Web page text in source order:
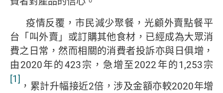
疫情反覆，市民減少聚餐，光顧外賣點餐平
台「叫外賣」或訂購其他食材，已經成為大眾消
費之日常，然而相關的消費者投訴亦與日俱增，
由2020年的423宗，急增至2022年的1,253宗
[1]
，累計升幅接近2倍，涉及金額亦較2020年增